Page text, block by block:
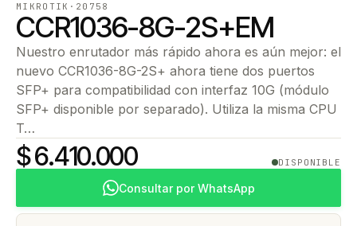
MIKROTIK · 20758
CCR1036-8G-2S+EM
Nuestro enrutador más rápido ahora es aún mejor: el
nuevo CCR1036-8G-2S+ ahora tiene dos puertos
SFP+ para compatibilidad con interfaz 10G (módulo
SFP+ disponible por separado). Utiliza la misma CPU
T…
$ 6.410.000 DISPONIBLE
Consultar por WhatsApp